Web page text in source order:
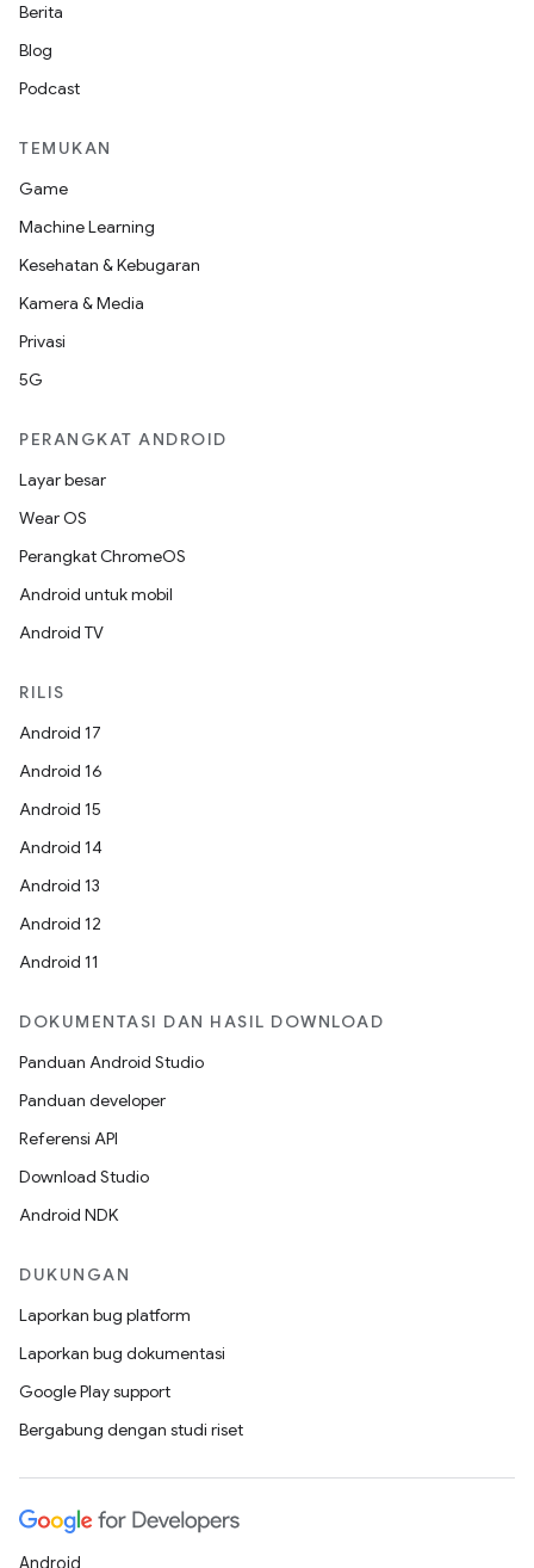
Berita
Blog
Podcast
TEMUKAN
Game
Machine Learning
Kesehatan & Kebugaran
Kamera & Media
Privasi
5G
PERANGKAT ANDROID
Layar besar
Wear OS
Perangkat ChromeOS
Android untuk mobil
Android TV
RILIS
Android 17
Android 16
Android 15
Android 14
Android 13
Android 12
Android 11
DOKUMENTASI DAN HASIL DOWNLOAD
Panduan Android Studio
Panduan developer
Referensi API
Download Studio
Android NDK
DUKUNGAN
Laporkan bug platform
Laporkan bug dokumentasi
Google Play support
Bergabung dengan studi riset
Android